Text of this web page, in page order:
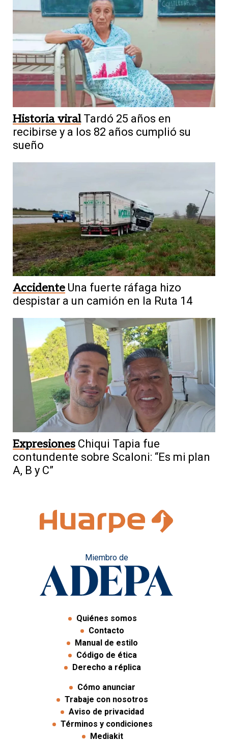
Historia viral Tardó 25 años en
recibirse y a los 82 años cumplió su
sueño
Accidente Una fuerte ráfaga hizo
despistar a un camión en la Ruta 14
Expresiones Chiqui Tapia fue
contundente sobre Scaloni: “Es mi plan
A, B y C”
Miembro de
Quiénes somos
Contacto
Manual de estilo
Código de ética
Derecho a réplica
Cómo anunciar
Trabaje con nosotros
Aviso de privacidad
Términos y condiciones
Mediakit